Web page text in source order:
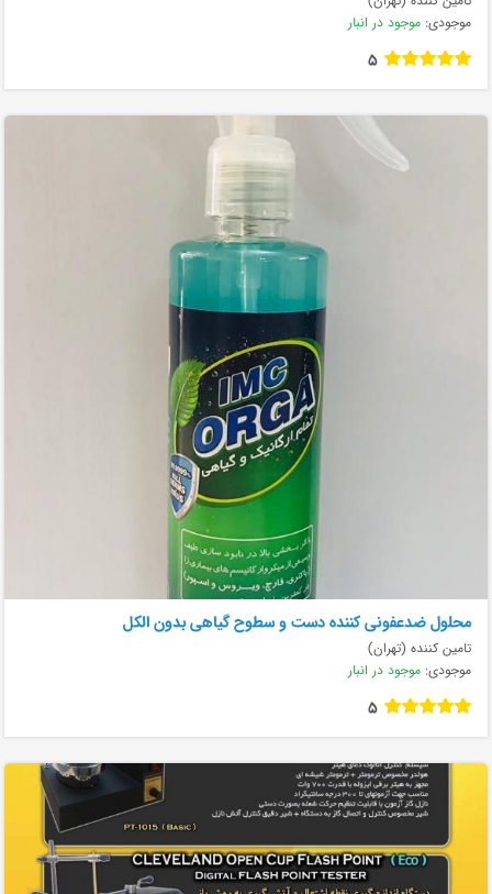
موجودی: موجود در انبار
5
محلول ضدعفونی کننده دست و سطوح گیاهی بدون الکل
تامین کننده (تهران)
موجودی: موجود در انبار
5